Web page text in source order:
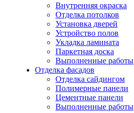
Внутренняя окраска
Отделка потолков
Установка дверей
Устройство полов
Укладка ламината
Паркетная доска
Выполненные работы
Отделка фасадов
Отделка сайдингом
Полимерные панели
Цементные панели
Выполненные работы